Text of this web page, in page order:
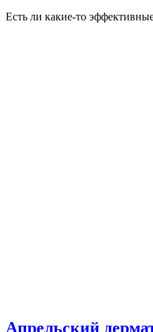
Есть ли какие-то
Апрельский